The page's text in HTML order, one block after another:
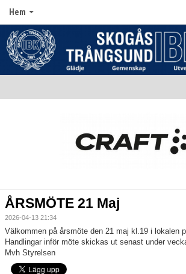
Hem
Matcher
Bildgalleri
ÅRSMÖTE 21 Maj
2026-04-13 21:34
Välkommen på årsmöte den 21 maj kl.19 i lokalen
Handlingar inför möte skickas ut senast under
Mvh Styrelsen